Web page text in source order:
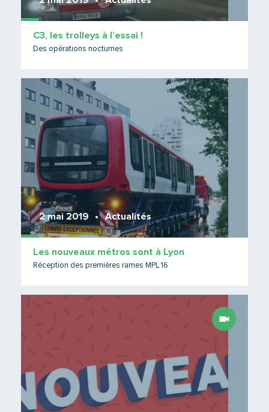
C3, les trolleys à l’essai !
Des opérations nocturnes
2 mai 2019 Actualités
Les nouveaux métros sont à Lyon
Réception des premières rames MPL 16